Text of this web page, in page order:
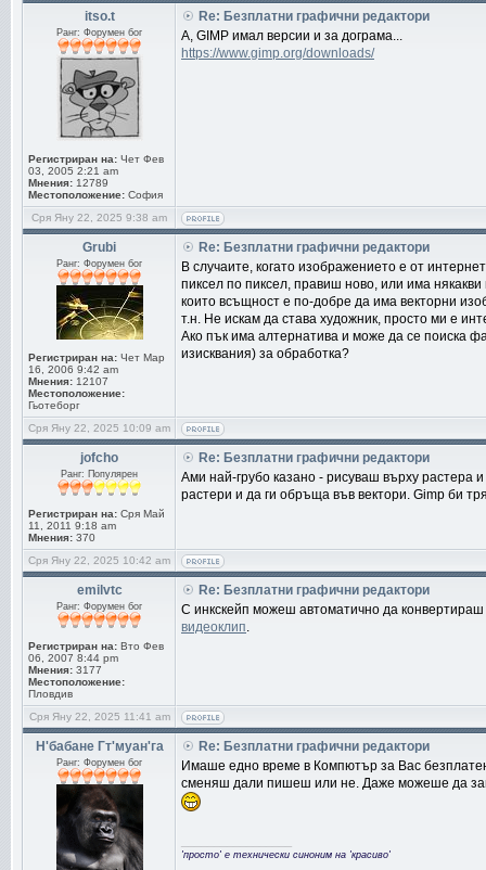
itso.t
Ранг: Форумен бог
Регистриран на: Чет Фев
03, 2005 2:21 am
Мнения: 12789
Местоположение: София
Re: Безплатни графични редактори
А, GIMP имал версии и за дограма...
https://www.gimp.org/downloads/
Сря Яну 22, 2025 9:38 am
Grubi
Ранг: Форумен бог
Регистриран на: Чет Мар
16, 2006 9:42 am
Мнения: 12107
Местоположение:
Гьотеборг
Re: Безплатни графични редактори
В случаите, когато изображението е от
пиксел по пиксел, правиш ново, или има
които всъщност е по-добре да има векторни
т.н. Не искам да става художник, просто ми е
Ако пък има алтернатива и може да се поиска
изисквания) за обработка?
Сря Яну 22, 2025 10:09 am
jofcho
Ранг: Популярен
Регистриран на: Сря Май
11, 2011 9:18 am
Мнения: 370
Re: Безплатни графични редактори
Ами най-грубо казано - рисуваш върху растера
растери и да ги обръща във вектори. Gimp би
Сря Яну 22, 2025 10:42 am
emilvtc
Ранг: Форумен бог
Регистриран на: Вто Фев
06, 2007 8:44 pm
Мнения: 3177
Местоположение:
Пловдив
Re: Безплатни графични редактори
С инкскейп можеш автоматично да
видеоклип.
Сря Яну 22, 2025 11:41 am
Н'бабане Гт'муан'га
Ранг: Форумен бог
Re: Безплатни графични редактори
Имаше едно време в Компютър за Вас
сменяш дали пишеш или не. Даже можеше да
'просто' е технически синоним на 'красиво'